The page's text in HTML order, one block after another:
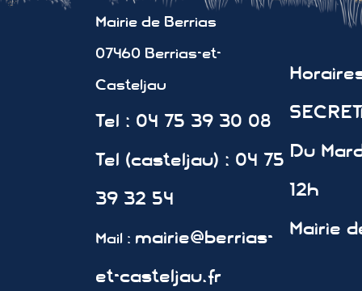
Mairie de Berrias
07460 Berrias-et-
Casteljau
Tel : 04 75 39 30 08
Tel (casteljau) : 04 75
39 32 54
Mail :mairie@berrias-
et-casteljau.fr
Du
12h
Mairie